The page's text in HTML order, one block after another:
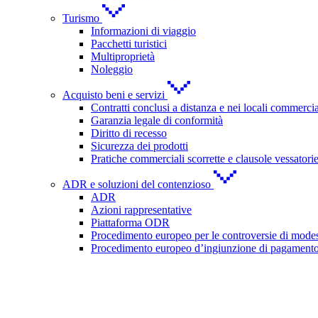
Turismo
Informazioni di viaggio
Pacchetti turistici
Multiproprietà
Noleggio
Acquisto beni e servizi
Contratti conclusi a distanza e nei locali
Garanzia legale di conformità
Diritto di recesso
Sicurezza dei prodotti
Pratiche commerciali scorrette e clausole vessatorie
ADR e soluzioni del contenzioso
ADR
Azioni rappresentative
Piattaforma ODR
Procedimento europeo per le controversie di
Procedimento europeo d’ingiunzione di